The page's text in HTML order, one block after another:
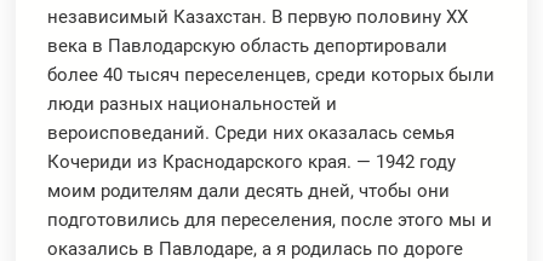
независимый Казахстан. В первую половину ХХ
века в Павлодарскую область депортировали
более 40 тысяч переселенцев, среди которых были
люди разных национальностей и
вероисповеданий. Среди них оказалась семья
Кочериди из Краснодарского края. — 1942 году
моим родителям дали десять дней, чтобы они
подготовились для переселения, после этого мы и
оказались в Павлодаре, а я родилась по дороге